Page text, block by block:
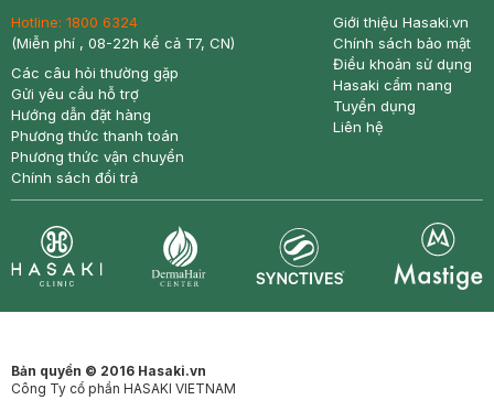
Hotline: 1800 6324
(Miễn phí , 08-22h kể cả T7, CN)
Các câu hỏi thường gặp
Gửi yêu cầu hỗ trợ
Hướng dẫn đặt hàng
Phương thức thanh toán
Phương thức vận chuyển
Chính sách đổi trả
Giới thiệu Hasaki.vn
Chính sách bảo mật
Điều khoản sử dụng
Hasaki cẩm nang
Tuyển dụng
Liên hệ
Bản quyền © 2016 Hasaki.vn
Công Ty cổ phần HASAKI VIETNAM